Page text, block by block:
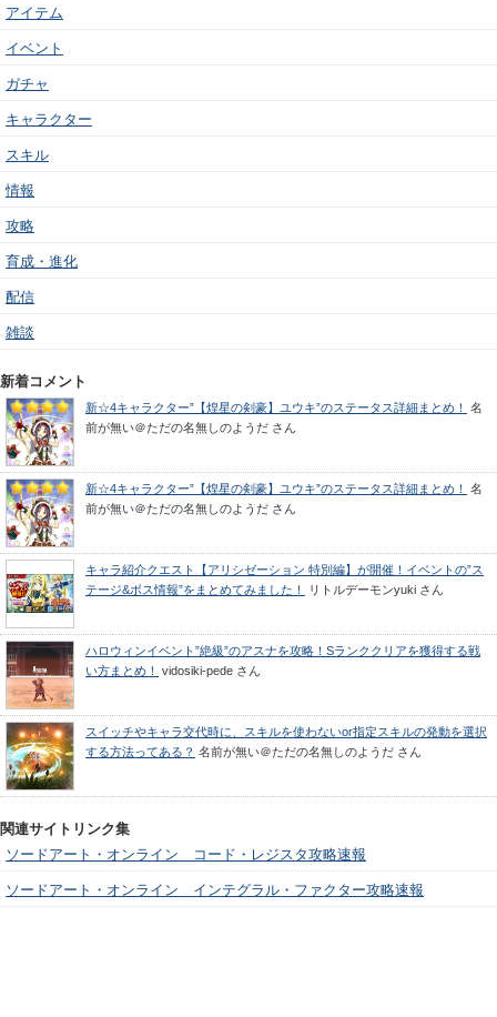
アイテム
イベント
ガチャ
キャラクター
スキル
情報
攻略
育成・進化
配信
雑談
新着コメント
新☆4キャラクター”【煌星の剣豪】ユウキ”のステータス詳細まとめ！
名
前が無い＠ただの名無しのようだ さん
新☆4キャラクター”【煌星の剣豪】ユウキ”のステータス詳細まとめ！
名
前が無い＠ただの名無しのようだ さん
キャラ紹介クエスト【アリシゼーション 特別編】が開催！イベントの”ス
テージ&ボス情報”をまとめてみました！
リトルデーモンyuki さん
ハロウィンイベント”絶級”のアスナを攻略！Sランククリアを獲得する戦
い方まとめ！
vidosiki-pede さん
スイッチやキャラ交代時に、スキルを使わないor指定スキルの発動を選択
する方法ってある？ 名前が無い＠ただの名無しのようだ さん
関連サイトリンク集
ソードアート・オンライン コード・レジスタ攻略速報
ソードアート・オンライン インテグラル・ファクター攻略速報